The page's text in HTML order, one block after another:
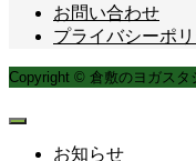
お問い合わせ
プライバシーポ
Copyright © 倉敷のヨガスタ
お知らせ